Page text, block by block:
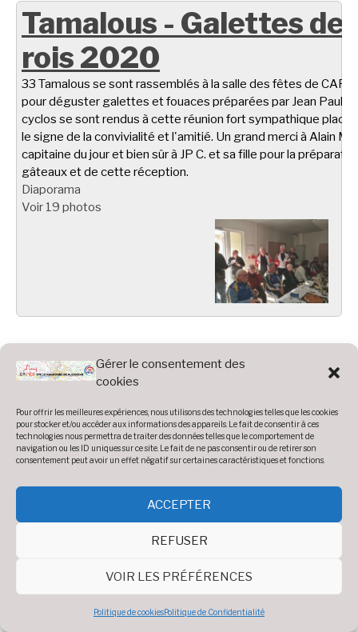
Gérer le consentement des
cookies
Pour offrir les meilleures expériences, nous utilisons des technologies telles que les cookies
pour stocker et/ou accéder aux informations des appareils. Le fait de consentir à ces
technologies nous permettra de traiter des données telles que le comportement de
navigation ou les ID uniques sur ce site. Le fait de ne pas consentir ou de retirer son
consentement peut avoir un effet négatif sur certaines caractéristiques et fonctions.
ACCEPTER
REFUSER
VOIR LES PRÉFÉRENCES
Politique de cookiesPolitique de Confidentialité
Tamalous - Galettes
rois 2020
33 Tamalous se sont rassemblés à la salle des fêtes de
pour déguster galettes et fouaces préparées par Jean Paul C.
cyclos se sont rendus à cette réunion fort sympathique
le signe de la convivialité et l'amitié. Un grand merci à Alain M.
capitaine du jour et bien sûr à JP C. et sa fille pour la
gâteaux et de cette réception.
Diaporama
Voir 19 photos
Photos 2019 :
Accueil»Photos»Année 2019
AG 2019